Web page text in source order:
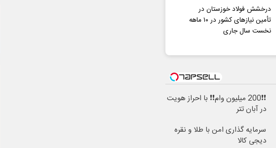
درخشش فولاد خوزستان در
تأمین نیازهای کشور در ۱۰ ماهه
نخست سال جاری
❗❗200 میلیون وام❗❗ با احراز هویت
در آبان تتر
سرمایه گذاری امن با طلا و نقره
دیجی کالا